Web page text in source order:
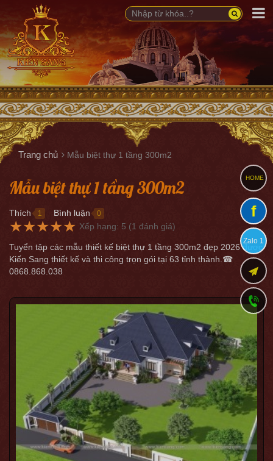
Trang chủ Mẫu biệt thự 1 tầng 300m2
Mẫu biệt thự 1 tầng 300m2
Thích 1 Bình luận 0
★★★★★ Xếp hạng: 5 (1 đánh giá)
Tuyển tập các mẫu thiết kế biệt thự 1 tầng 300m2 đẹp 2026 được
Kiến Sang thiết kế và thi công trọn gói tại 63 tỉnh thành.☎
0868.868.038
HOME
f
Zalo 1